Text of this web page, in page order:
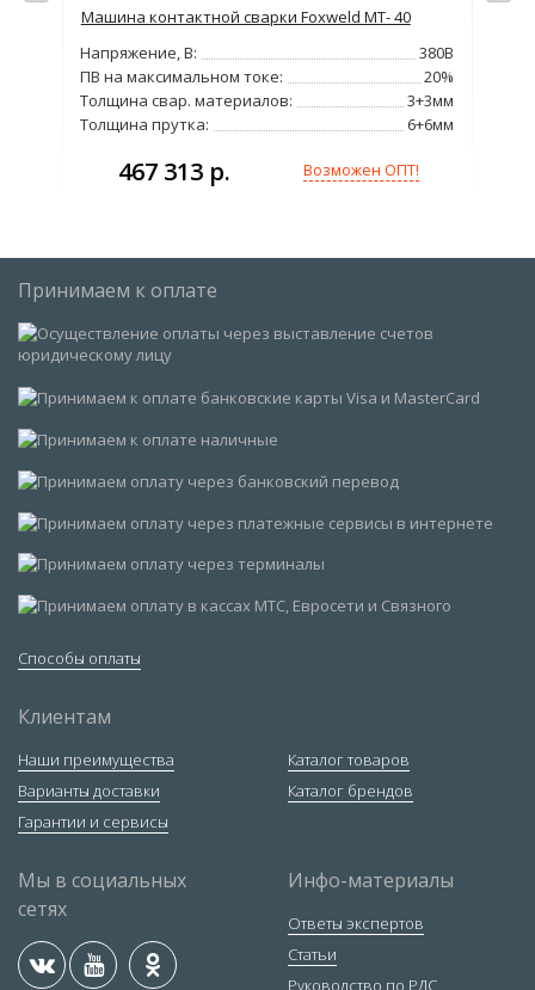
Машина контактной сварки Foxweld МТ- 40
Напряжение, В:
380В
ПВ на максимальном токе:
20%
Толщина свар. материалов:
3+3мм
Толщина прутка:
6+6мм
467 313 р. Возможен ОПТ!
Принимаем к оплате
Способы оплаты
Клиентам
Наши преимущества
Варианты доставки
Гарантии и сервисы
Каталог товаров
Каталог брендов
Мы в социальных
сетях
Инфо-материалы
Ответы экспертов
Статьи
Руководство по РДС